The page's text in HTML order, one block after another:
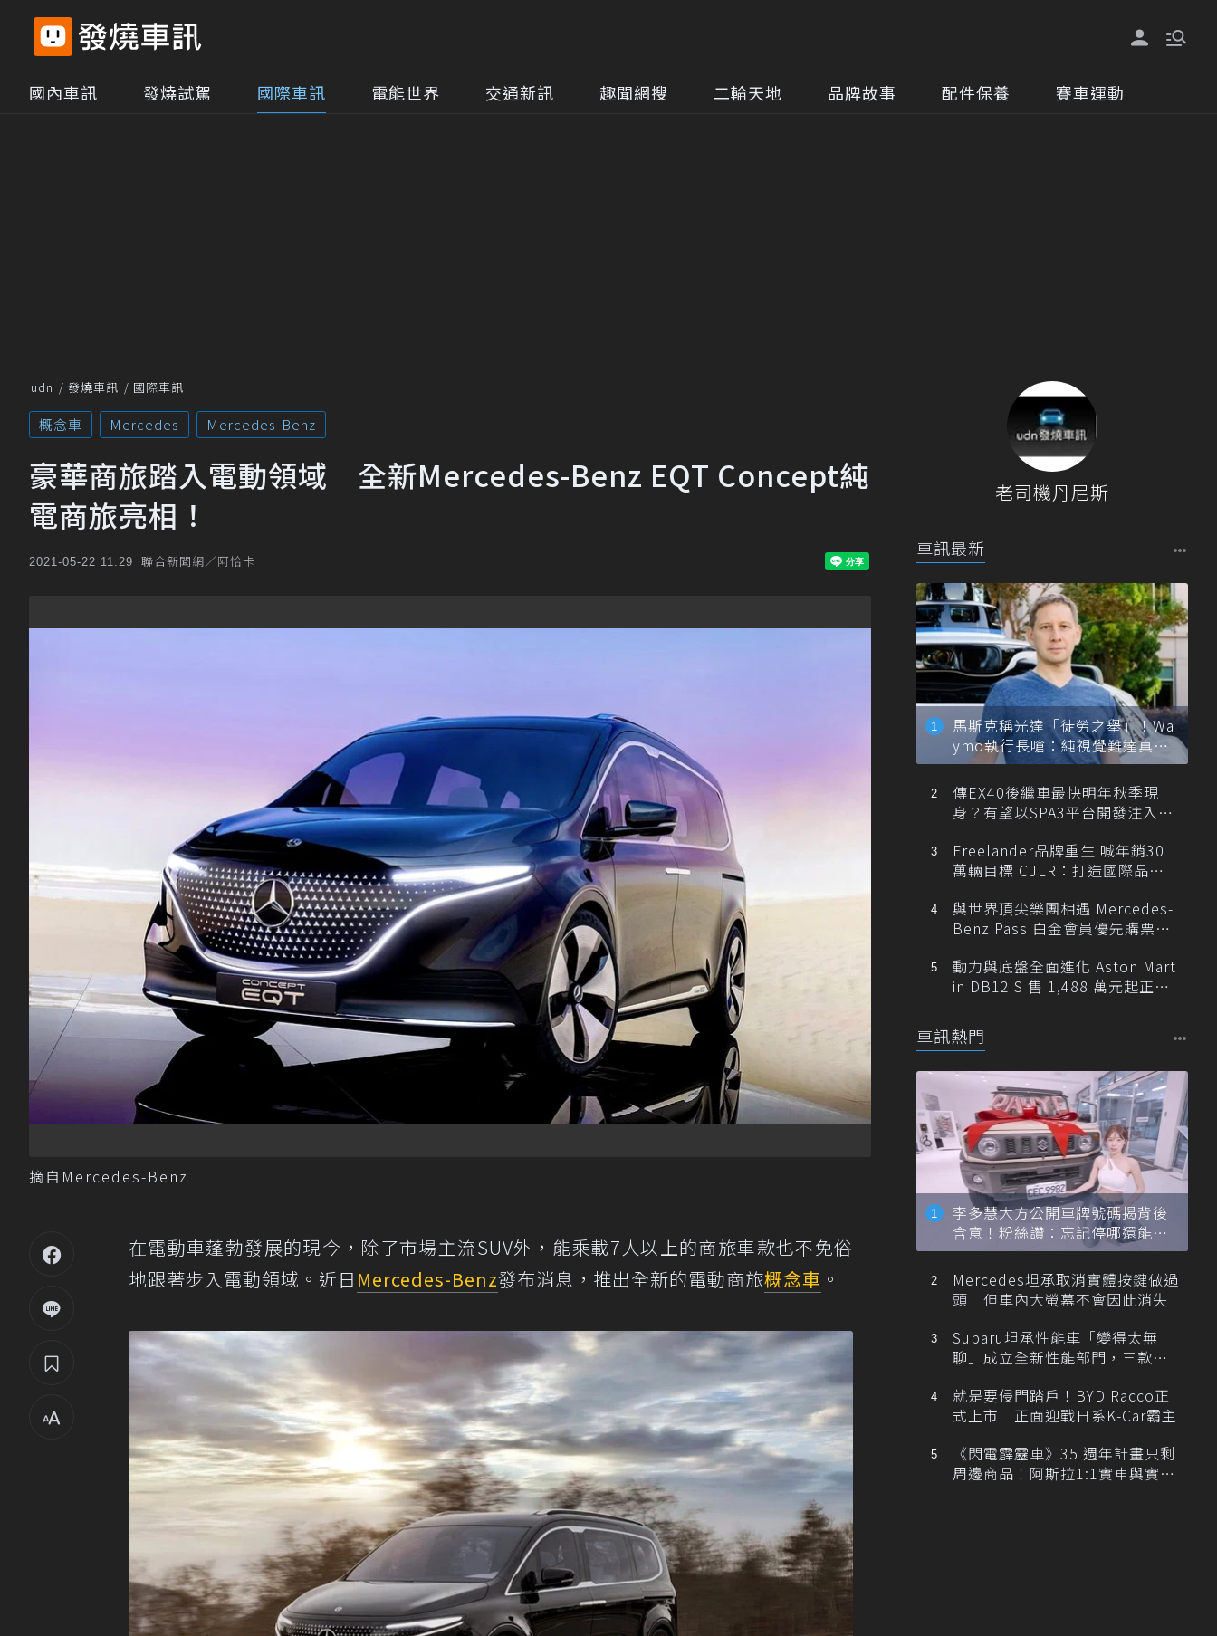
國內車訊 發燒試駕 國際車訊 電能世界 交通新訊 趣聞網搜 二輪天地 品牌故事 配件保養 賽車運動
udn 發燒車訊 國際車訊
概念車 Mercedes Mercedes-Benz
豪華商旅踏入電動領域 全新Mercedes-Benz EQT Concept純
電商旅亮相！
2021-05-22 11:29 聯合新聞網／阿恰卡
摘自Mercedes-Benz
在電動車蓬勃發展的現今，除了市場主流SUV外，能乘載7人以上的商旅車款也不免俗
地跟著步入電動領域。近日 Mercedes-Benz發布消息，推出全新的電動商旅概念車 。
老司機丹尼斯
車訊最新
馬斯克稱光達「徒勞之舉」！Wa
ymo執行長嗆：純視覺難達真正
自動駕駛
傳EX40後繼車最快明年秋季現
身？有望以SPA3平台開發注入80
Freelander品牌重生 喊年銷30
萬輛目標 CJLR：打造國際品牌
與世界頂尖樂團相遇 Mercedes-
Benz Pass 白金會員優先購票維
動力與底盤全面進化 Aston Mart
in DB12 S 售 1,488 萬元起正式
車訊熱門
李多慧大方公開車牌號碼揭背後
含意！粉絲讚：忘記停哪還能幫
忙找車
Mercedes坦承取消實體按鍵做過
頭 但車內大螢幕不會因此消失
Subaru坦承性能車「變得太無
聊」成立全新性能部門，三款手
就是要侵門踏戶！BYD Racco正
式上市 正面迎戰日系K-Car霸主
《閃電霹靂車》35 週年計畫只剩
周邊商品！阿斯拉1:1實車與實體